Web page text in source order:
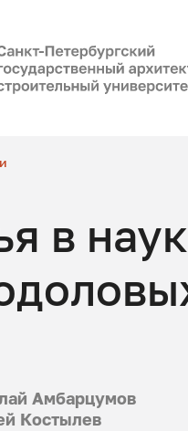
в
Амбарцумов
Костылев